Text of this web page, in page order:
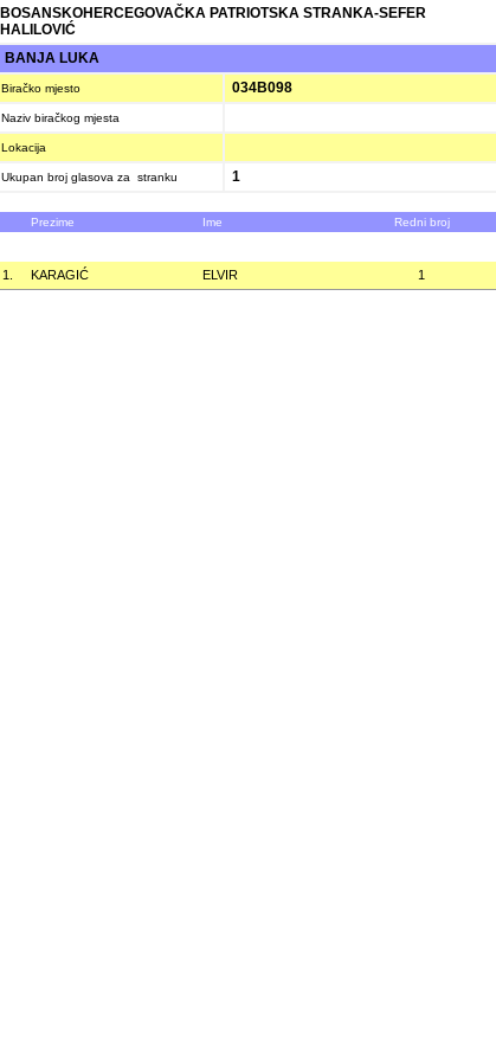
BOSANSKOHERCEGOVAČKA PATRIOTSKA STRANKA-SEFER
HALILOVIĆ
BANJA LUKA
Biračko mjesto 034B098
Naziv biračkog mjesta
Lokacija
Ukupan broj glasova za stranku 1
Prezime Ime Redni broj
1. KARAGIĆ ELVIR 1